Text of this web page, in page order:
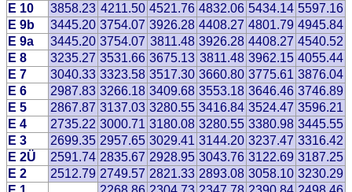
E 10
3858.23 4211.50 4521.76 4832.06 5434.14 5597.16
E 9b
3445.20 3754.07 3926.28 4408.27 4801.79 4945.84
E 9a
3445.20 3754.07 3811.48 3926.28 4408.27 4540.52
E 8
3235.27 3531.66 3675.13 3811.48 3962.15 4055.44
E 7
3040.33 3323.58 3517.30 3660.80 3775.61 3876.04
E 6
2987.83 3266.18 3409.68 3553.18 3646.46 3746.89
E 5
2867.87 3137.03 3280.55 3416.84 3524.47 3596.21
E 4
2735.22 3000.71 3180.08 3280.55 3380.98 3445.55
E 3
2699.35 2957.65 3029.41 3144.20 3237.47 3316.42
E 2Ü
2591.74 2835.67 2928.95 3043.76 3122.69 3187.25
E 2
2512.79 2749.57 2821.33 2893.08 3058.10 3230.29